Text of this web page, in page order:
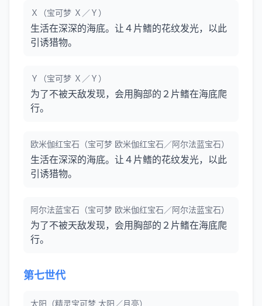
Ｘ（宝可梦 Ｘ／Ｙ）
生活在深深的海底。让４片鳍的花纹发光，以此
引诱猎物。
Ｙ（宝可梦 Ｘ／Ｙ）
为了不被天敌发现，会用胸部的２片鳍在海底爬
行。
欧米伽红宝石（宝可梦 欧米伽红宝石／阿尔法蓝宝石）
生活在深深的海底。让４片鳍的花纹发光，以此
引诱猎物。
阿尔法蓝宝石（宝可梦 欧米伽红宝石／阿尔法蓝宝石）
为了不被天敌发现，会用胸部的２片鳍在海底爬
行。
第七世代
太阳（精灵宝可梦 太阳／月亮）